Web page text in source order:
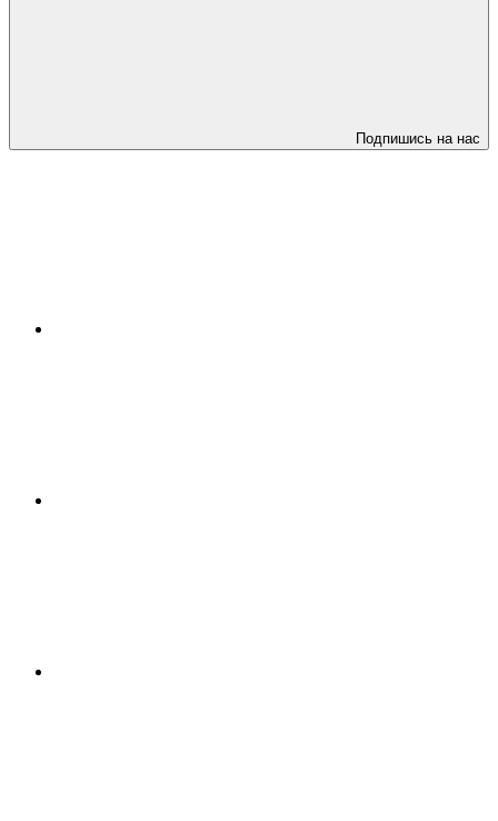
Подпишись на нас